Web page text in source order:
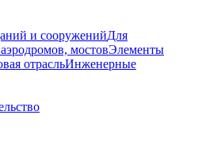
и сооруженийДля
мостовЭлементы
отрасльИнженерные